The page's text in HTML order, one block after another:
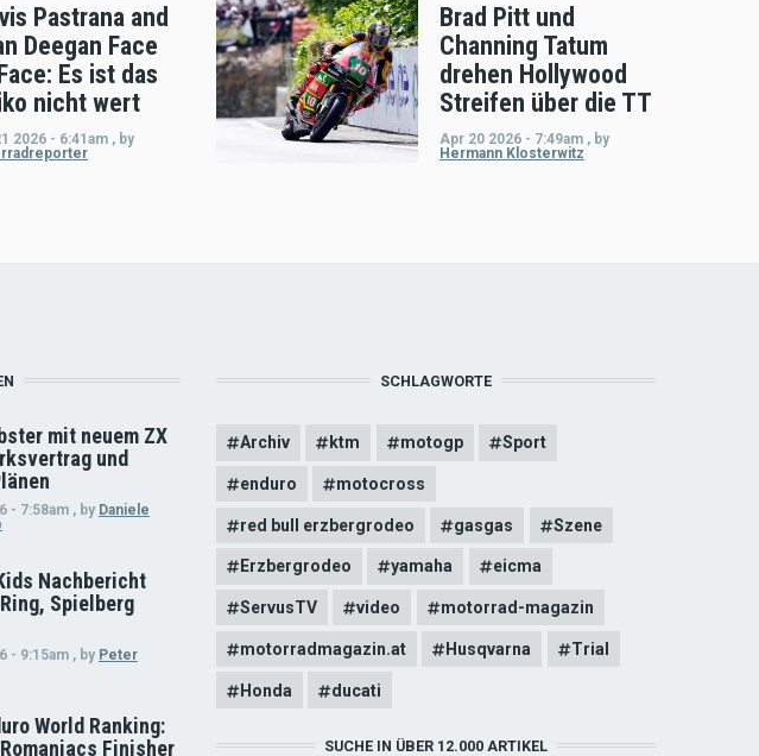
Pastrana and
Deegan Face
Es ist das
nicht wert
2026 - 6:41am , by
Brad Pitt und
Channing Tatum
drehen Hollywood
Streifen über die TT
Apr 20 2026 - 7:49am , by
Hermann Klosterwitz
mit neuem ZX
und
- 7:58am , by Daniele
Nachbericht
Spielberg
- 9:15am , by Peter
World Ranking:
Finisher
SCHLAGWORTE
Archiv ktm motogp Sport
enduro motocross
red bull erzbergrodeo gasgas Szene
Erzbergrodeo yamaha eicma
ServusTV video motorrad-magazin
motorradmagazin.at Husqvarna Trial
Honda ducati
SUCHE IN ÜBER 12.000 ARTIKEL